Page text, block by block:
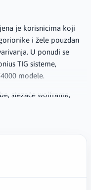
je korisnicima koji
i žele pouzdan
U ponudi se
TIG sisteme,
modele.
stezače wolframa,
zadnje kapice i druge
zavara, boljoj zaštiti
tokom rada.